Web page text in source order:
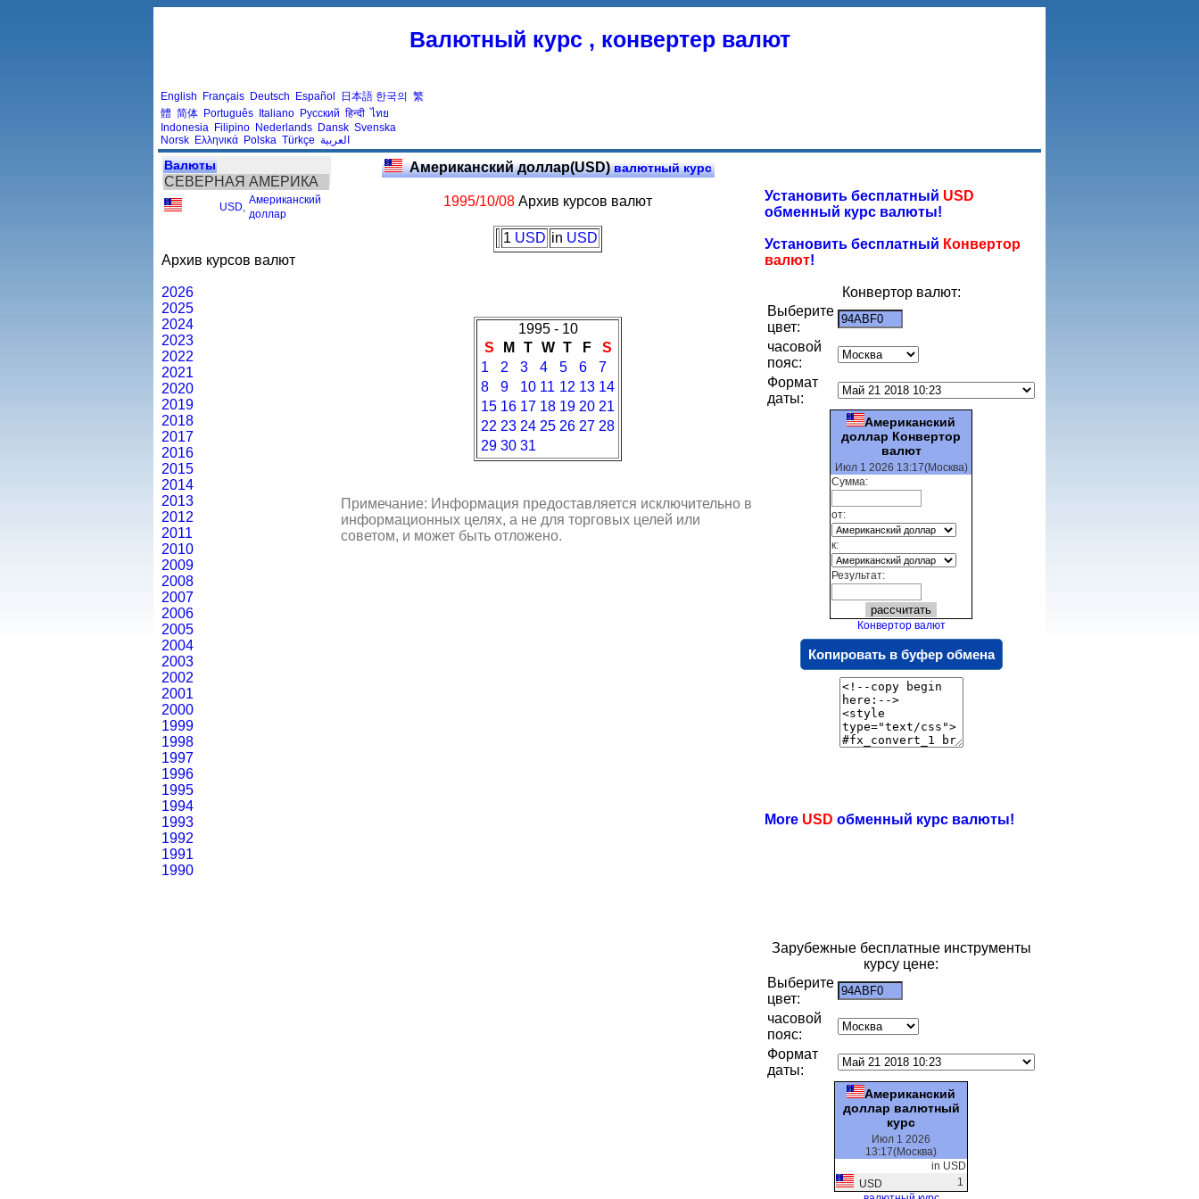
Валютный курс , конвертер валют
English Français Deutsch Español 日本語 한국의 繁
體 简体 Português Italiano Русский हिन्दी ไทย
Indonesia Filipino Nederlands Dansk Svenska
Norsk Ελληνικά Polska Türkçe العربية
Валюты
СЕВЕРНАЯ АМЕРИКА
USD
Американский
доллар
Архив курсов валют
2026
2025
2024
2023
2022
2021
2020
2019
2018
2017
2016
2015
2014
2013
2012
2011
2010
2009
2008
2007
2006
2005
2004
2003
2002
2001
2000
1999
1998
1997
1996
1995
1994
1993
1992
1991
1990
Американский доллар(USD)валютный курс
1995/10/08 Архив курсов валют
1 USD in USD
1995 - 10
S
M T W T F
S
1
2 3 4 5 6
7
8
9 10 11 12 13 14
15 16 17 18 19 20 21
22 23 24 25 26 27 28
29 30 31
Примечание: Информация предоставляется исключительно в
информационных целях, а не для торговых целей или
советом, и может быть отложено.
Установить бесплатный USD
обменный курс валюты!
Установить бесплатный Конвертор
валют!
Конвертор валют:
Выберите
цвет:
часовой
пояс:
Формат
даты:
Американский
доллар Конвертор
валют
Июл 1 2026 13:17(Москва)
Сумма:
от:
к:
Результат:
Конвертор валют
Копировать в буфер обмена
More USD обменный курс валюты!
Зарубежные бесплатные инструменты
курсу цене:
Выберите
цвет:
часовой
пояс:
Формат
даты:
Американский
доллар валютный
курс
Июл 1 2026
13:17(Москва)
in USD
USD
1